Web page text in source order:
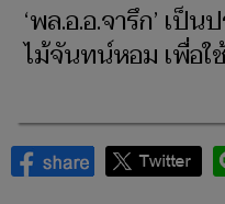
‘พล.อ.อ.จารึก’ เป็
ไม้จันทน์หอม เพื่อใ